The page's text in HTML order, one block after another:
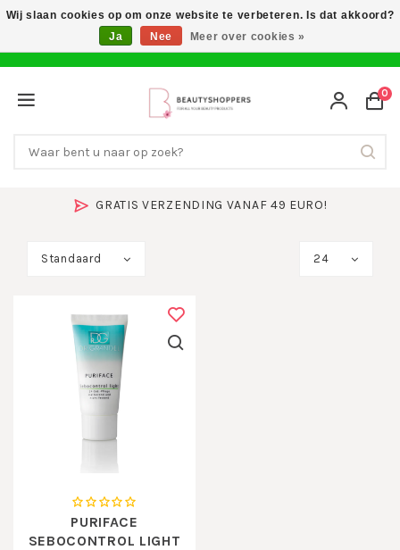
GRATIS VERZENDING VANAF 49 EURO!
0
Standaard 24
PURIFACE
SEBOCONTROL LIGHT
Wij slaan cookies op om onze website te verbeteren. Is dat akkoord?
Ja
Nee Meer over cookies »